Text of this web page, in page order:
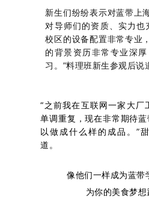
新生们纷纷表示对蓝带上
对导师们的资质、实力也
校区的设备配置非常专业
的背景资历非常专业深
习。”料理班新生参观后说
“之前我在互联网一家大厂
单调重复，现在非常期待
以做成什么样的成品。”
道。
像他们一样成为蓝带
为你的美食梦